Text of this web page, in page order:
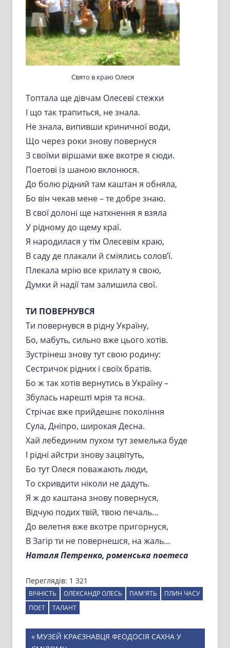
Свято в краю Олеся
Топтала ще дівчам Олесеві стежки
І що так трапиться, не знала.
Не знала, випивши криничної води,
Що через роки знову повернуся
З своїми віршами вже вкотре я сюди.
Поетові із шаною вклонюся.
До болю рідний там каштан я обняла,
Бо він чекав мене – те добре знаю.
В свої долоні ще натхнення я взяла
У рідному до щему краї.
Я народилася у тім Олесевім краю,
В саду де плакали й сміялись солов’ї.
Плекала мрію все крилату я свою,
Думки й надії там залишила свої.
ТИ ПОВЕРНУВСЯ
Ти повернувся в рідну Україну,
Бо, мабуть, сильно вже цього хотів.
Зустрінеш знову тут свою родину:
Сестричок рідних і своїх братів.
Бо ж так хотів вернутись в Україну –
Збулась нарешті мрія та ясна.
Стрічає вже прийдешнє покоління
Сула, Дніпро, широкая Десна.
Хай лебединим пухом тут земелька буде
І рідні айстри знову зацвітуть,
Бо тут Олеся поважають люди,
То скривдити ніколи не дадуть.
Я ж до каштана знову повернуся,
Відчую подих твій, твою печаль…
До велетня вже вкотре пригорнуся,
В Загір ти не повернешся, на жаль…
Наталя Петренко, роменська поетеса
Переглядів: 1 321
ВІЧНІСТЬ ОЛЕКСАНДР ОЛЕСЬ ПАМ'ЯТЬ
ПЛИН ЧАСУ
ПОЕТ
ТАЛАНТ
Навігація
Previous
МУЗЕЙ КРАЄЗНАВЦЯ ФЕОДОСІЯ САХНА У